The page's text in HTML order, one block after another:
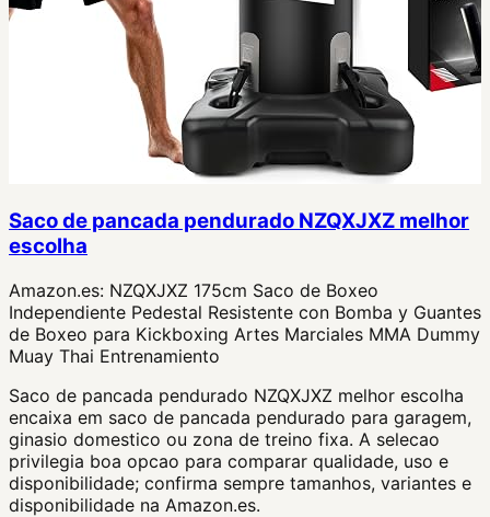
Saco de pancada pendurado NZQXJXZ melhor
escolha
Amazon.es: NZQXJXZ 175cm Saco de Boxeo
Independiente Pedestal Resistente con Bomba y Guantes
de Boxeo para Kickboxing Artes Marciales MMA Dummy
Muay Thai Entrenamiento
Saco de pancada pendurado NZQXJXZ melhor escolha
encaixa em saco de pancada pendurado para garagem,
ginasio domestico ou zona de treino fixa. A selecao
privilegia boa opcao para comparar qualidade, uso e
disponibilidade; confirma sempre tamanhos, variantes e
disponibilidade na Amazon.es.